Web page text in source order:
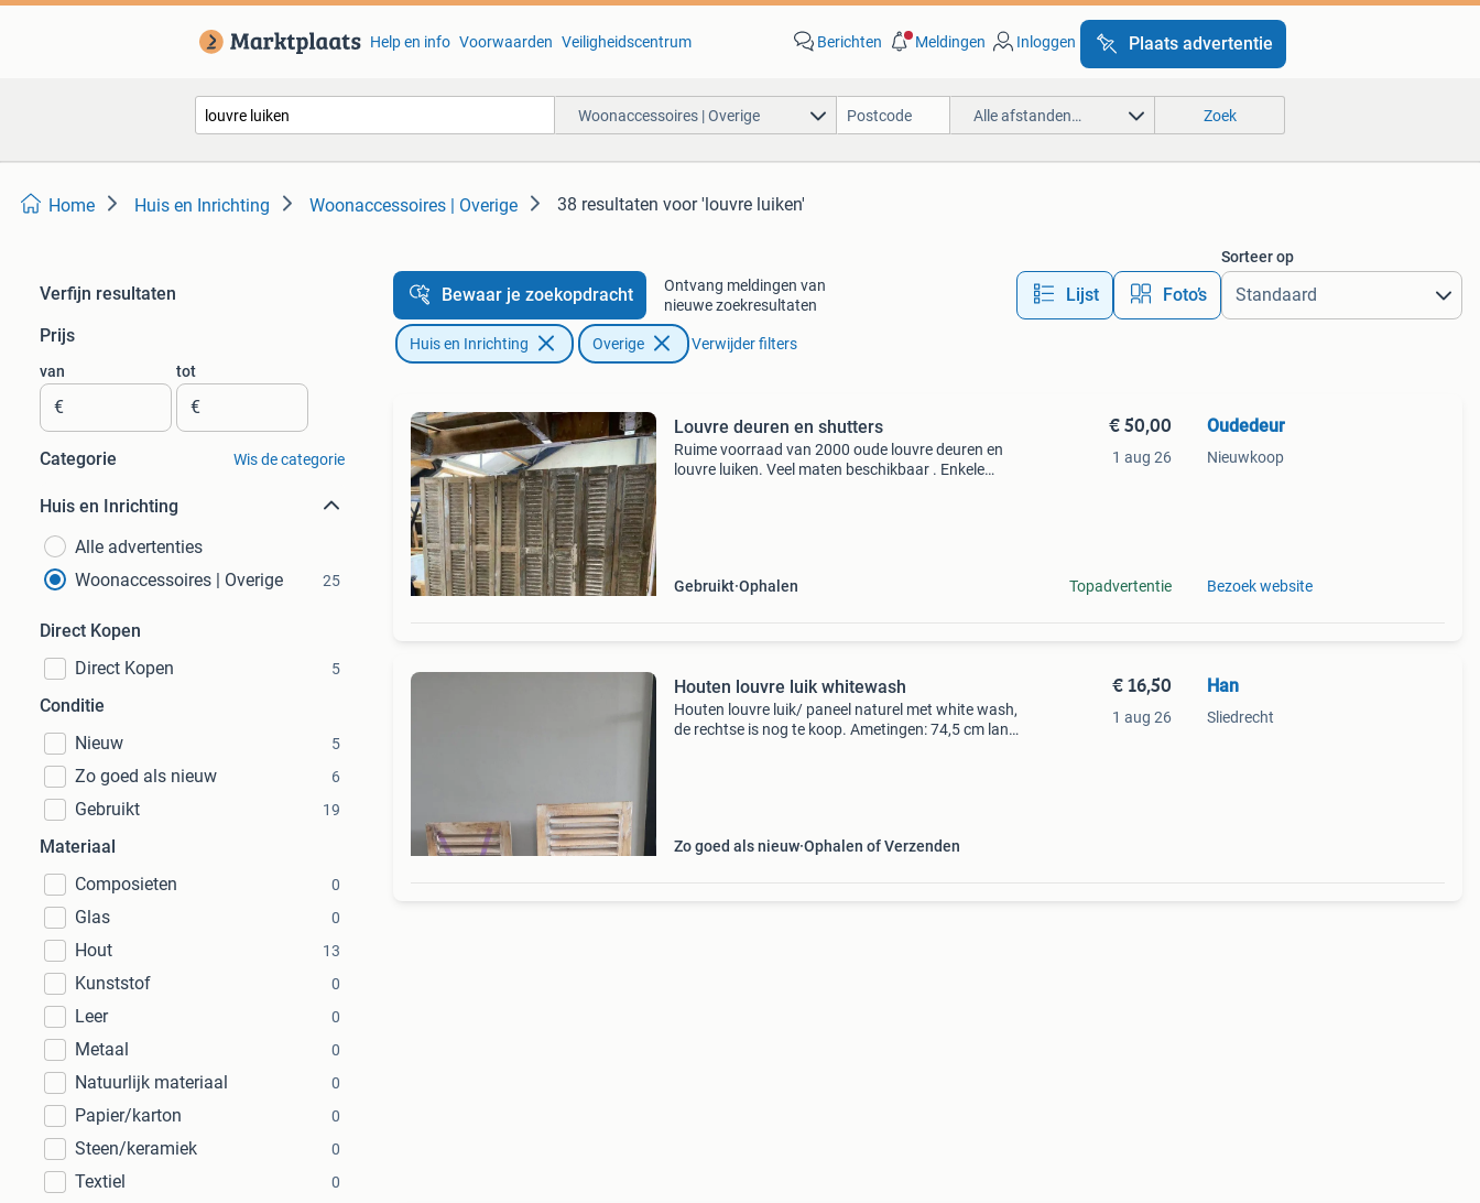
Help en info Voorwaarden Veiligheidscentrum Berichten Meldingen Inloggen Plaats advertentie
Woonaccessoires | Overige Alle afstanden… Zoek
Home Huis en Inrichting Woonaccessoires | Overige 38 resultaten voor 'louvre luiken'
Verfijn resultaten
Prijs
van
€
tot
€
Categorie Wis de categorie
Huis en Inrichting
Alle advertenties
Woonaccessoires | Overige
25
Direct Kopen
Direct Kopen
5
Conditie
Nieuw
5
Zo goed als nieuw 6
Gebruikt 19
Materiaal
Composieten
0
Glas 0
Hout 13
Kunststof 0
Leer 0
Metaal 0
Natuurlijk materiaal 0
Papier/karton 0
Steen/keramiek 0
Textiel 0
Bewaar je zoekopdracht
Ontvang meldingen van
nieuwe zoekresultaten
Lijst Foto’s
Sorteer op
Huis en Inrichting Overige Verwijder filters
Louvre deuren en shutters
Ruime voorraad van 2000 oude louvre deuren en
louvre luiken. Veel maten beschikbaar . Enkele
Gebruikt Ophalen
€ 50,00
1 aug 26
Topadvertentie
Oudedeur
Nieuwkoop
Bezoek website
Houten louvre luik whitewash
Houten louvre luik/ paneel naturel met white wash,
de rechtse is nog te koop. Ametingen: 74,5 cm lang,
Zo goed als nieuw Ophalen of Verzenden
€ 16,50
1 aug 26
Han
Sliedrecht